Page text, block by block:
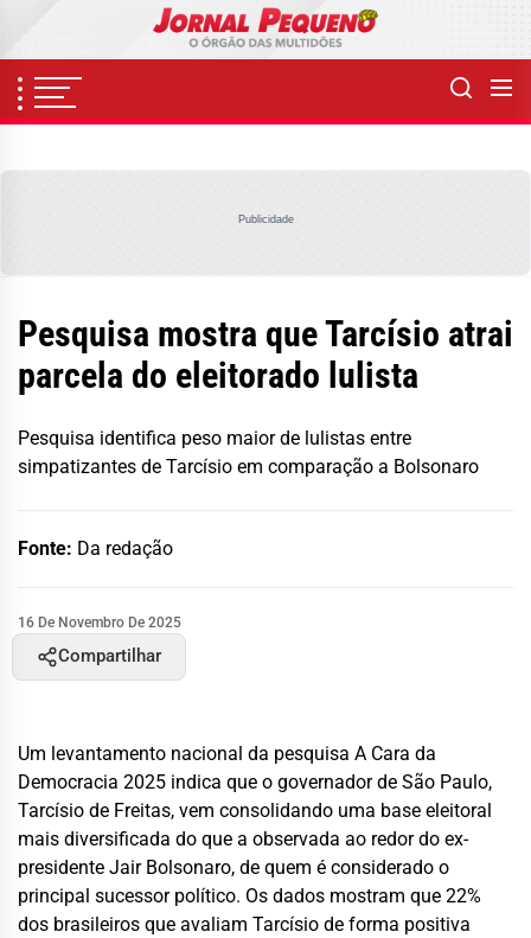
content
Publicidade
Pesquisa mostra que Tarcísio atrai
parcela do eleitorado lulista
Pesquisa identifica peso maior de lulistas entre
simpatizantes de Tarcísio em comparação a Bolsonaro
Fonte: Da redação
16 De Novembro De 2025
Compartilhar
Um levantamento nacional da pesquisa A Cara da
Democracia 2025 indica que o governador de São Paulo,
Tarcísio de Freitas, vem consolidando uma base eleitoral
mais diversificada do que a observada ao redor do ex-
presidente Jair Bolsonaro, de quem é considerado o
principal sucessor político. Os dados mostram que 22%
dos brasileiros que avaliam Tarcísio de forma positiva